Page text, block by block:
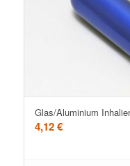
Glas/Aluminium
4,12€